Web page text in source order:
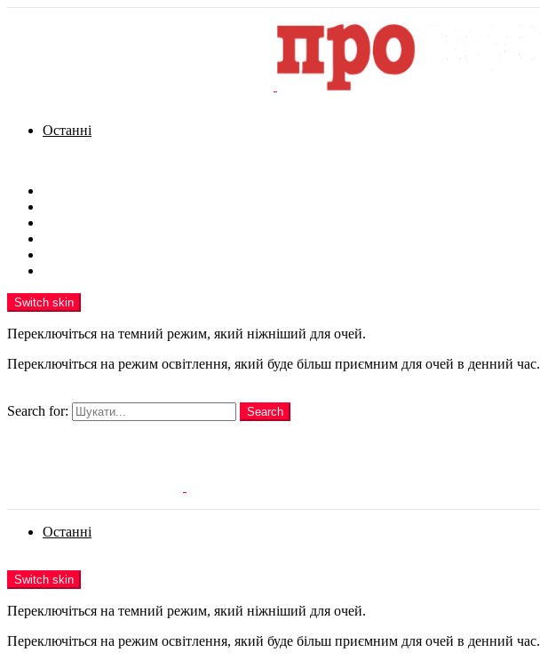
Останні
Switch skin
Переключіться на темний режим, який ніжніший для очей.
Переключіться на режим освітлення, який буде більш приємним для очей в денний час.
Search for:
Search
Останні
Switch skin
Переключіться на темний режим, який ніжніший для очей.
Переключіться на режим освітлення, який буде більш приємним для очей в денний час.